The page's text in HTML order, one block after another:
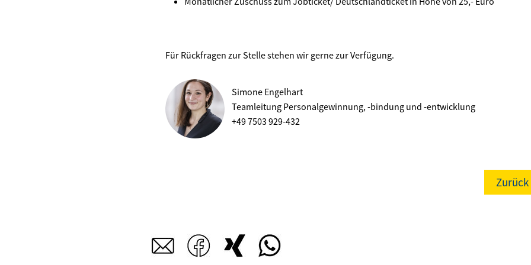
Für Rückfragen zur Stelle stehen wir gerne zur Verfügung.
Simone Engelhart
Teamleitung Personalgewinnung, -bindung und -entwicklung
+49 7503 929-432
Zurück